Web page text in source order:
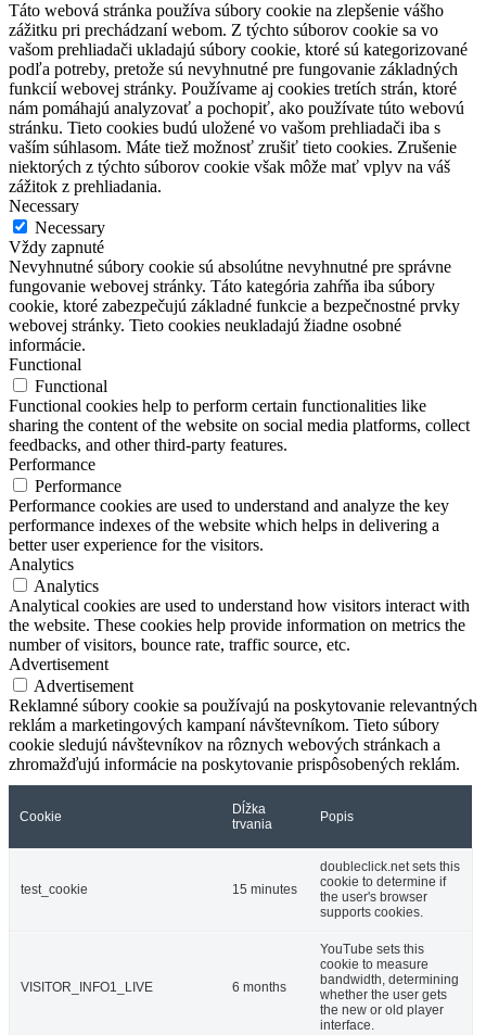
Táto webová stránka používa súbory cookie na zlepšenie vášho
zážitku pri prechádzaní webom. Z týchto súborov cookie sa vo
vašom prehliadači ukladajú súbory cookie, ktoré sú kategorizované
podľa potreby, pretože sú nevyhnutné pre fungovanie základných
funkcií webovej stránky. Používame aj cookies tretích strán, ktoré
nám pomáhajú analyzovať a pochopiť, ako používate túto webovú
stránku. Tieto cookies budú uložené vo vašom prehliadači iba s
vaším súhlasom. Máte tiež možnosť zrušiť tieto cookies. Zrušenie
niektorých z týchto súborov cookie však môže mať vplyv na váš
zážitok z prehliadania.
Necessary
Necessary
Vždy zapnuté
Nevyhnutné súbory cookie sú absolútne nevyhnutné pre správne
fungovanie webovej stránky. Táto kategória zahŕňa iba súbory
cookie, ktoré zabezpečujú základné funkcie a bezpečnostné prvky
webovej stránky. Tieto cookies neukladajú žiadne osobné
informácie.
Functional
Functional
Functional cookies help to perform certain functionalities like
sharing the content of the website on social media platforms, collect
feedbacks, and other third-party features.
Performance
Performance
Performance cookies are used to understand and analyze the key
performance indexes of the website which helps in delivering a
better user experience for the visitors.
Analytics
Analytics
Analytical cookies are used to understand how visitors interact with
the website. These cookies help provide information on metrics the
number of visitors, bounce rate, traffic source, etc.
Advertisement
Advertisement
Reklamné súbory cookie sa používajú na poskytovanie relevantných
reklám a marketingových kampaní návštevníkom. Tieto súbory
cookie sledujú návštevníkov na rôznych webových stránkach a
zhromažďujú informácie na poskytovanie prispôsobených reklám.
Cookie
Dĺžka
trvania
Popis
test_cookie 15 minutes
doubleclick.net sets this
cookie to determine if
the user's browser
supports cookies.
VISITOR_INFO1_LIVE 6 months
YouTube sets this
cookie to measure
bandwidth, determining
whether the user gets
the new or old player
interface.